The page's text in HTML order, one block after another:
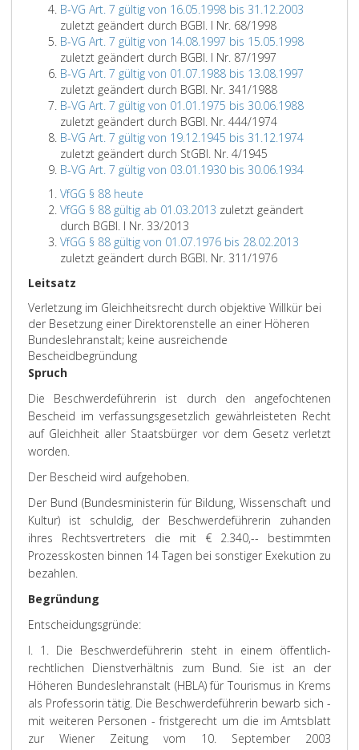
B-VG Art. 7 gültig von 16.05.1998 bis 31.12.2003
zuletzt geändert durch BGBl. I Nr. 68/1998
B-VG Art. 7 gültig von 14.08.1997 bis 15.05.1998
zuletzt geändert durch BGBl. I Nr. 87/1997
B-VG Art. 7 gültig von 01.07.1988 bis 13.08.1997
zuletzt geändert durch BGBl. Nr. 341/1988
B-VG Art. 7 gültig von 01.01.1975 bis 30.06.1988
zuletzt geändert durch BGBl. Nr. 444/1974
B-VG Art. 7 gültig von 19.12.1945 bis 31.12.1974
zuletzt geändert durch StGBl. Nr. 4/1945
B-VG Art. 7 gültig von 03.01.1930 bis 30.06.1934
VfGG § 88 heute
VfGG § 88 gültig ab 01.03.2013 zuletzt geändert
durch BGBl. I Nr. 33/2013
VfGG § 88 gültig von 01.07.1976 bis 28.02.2013
zuletzt geändert durch BGBl. Nr. 311/1976
Leitsatz
Verletzung im Gleichheitsrecht durch objektive Willkür bei
der Besetzung einer Direktorenstelle an einer Höheren
Bundeslehranstalt; keine ausreichende
Bescheidbegründung
Spruch
Die Beschwerdeführerin ist durch den angefochtenen
Bescheid im verfassungsgesetzlich gewährleisteten Recht
auf Gleichheit aller Staatsbürger vor dem Gesetz verletzt
worden.
Der Bescheid wird aufgehoben.
Der Bund (Bundesministerin für Bildung, Wissenschaft und
Kultur) ist schuldig, der Beschwerdeführerin zuhanden
ihres Rechtsvertreters die mit € 2.340,-- bestimmten
Prozesskosten binnen 14 Tagen bei sonstiger Exekution zu
bezahlen.
Begründung
Entscheidungsgründe:
I. 1. Die Beschwerdeführerin steht in einem öffentlich-
rechtlichen Dienstverhältnis zum Bund. Sie ist an der
Höheren Bundeslehranstalt (HBLA) für Tourismus in Krems
als Professorin tätig. Die Beschwerdeführerin bewarb sich -
mit weiteren Personen - fristgerecht um die im Amtsblatt
zur Wiener Zeitung vom 10. September 2003